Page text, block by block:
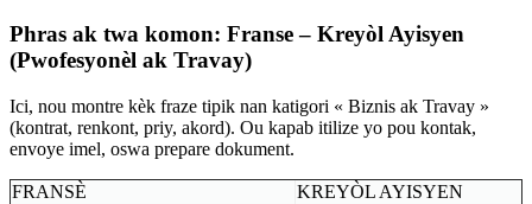
Phras ak twa komon: Franse – Kreyòl Ayisyen
(Pwofesyonèl ak Travay)
Ici, nou montre kèk fraze tipik nan katigori « Biznis ak Travay »
(kontrat, renkont, priy, akord). Ou kapab itilize yo pou kontak,
envoye imel, oswa prepare dokument.
FRANSÈ
KREYÒL AYISYEN